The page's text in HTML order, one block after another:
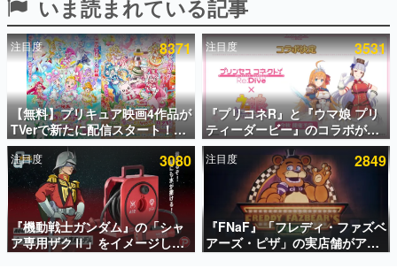
ピックアップ
電ファミのいま読まれている記事ランキング
アプリセール情報
インタビュー
連載・特集一覧
殿堂入り記事
SNS拡散数が数千以上！ ページビュー数万以上！ などな
ど。多くの人々に読まれた、電ファミ渾身の“殿堂入り”記
事をまとめました。
いま読まれている記事
注目度 8371
【無料】プリキュア映画4作品が
TVerで新たに配信スタート！な
んと2018年～2024年の映画ほぼ
すべてが見放題に、ぶっちゃけ
ありえないラインナップ
注目度 3531
『プリコネR』と『ウマ娘 プリ
ティーダービー』のコラボが決
定！“最大170連無料”の8.5周年
キャンペーンなども発表
注目度 3080
『機動戦士ガンダム』の「シャ
ア専用ザクⅡ」をイメージした
散水ホースリールが予約開始。
注目度 2849
『FNaF』「フレディ・ファズベ
アーズ・ピザ」の実店舗がアメ
リカの商業施設「American